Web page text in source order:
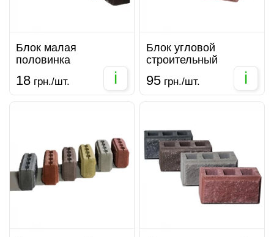
Блок малая
половинка
18 грн./шт. i
Блок угловой
строительный
95 грн./шт. i